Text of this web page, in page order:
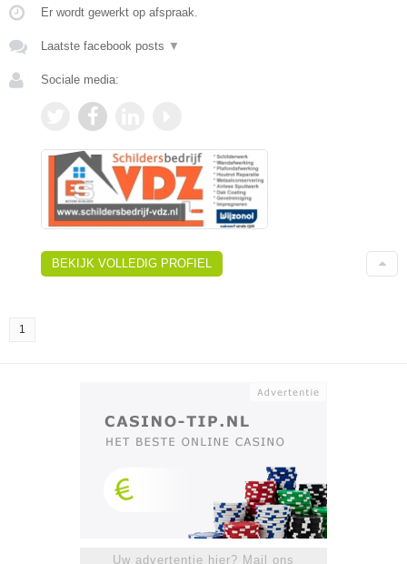
Er wordt gewerkt op afspraak.
Laatste facebook posts ▼
Sociale media:
BEKIJK VOLLEDIG PROFIEL
1
Uw advertentie hier? Mail ons